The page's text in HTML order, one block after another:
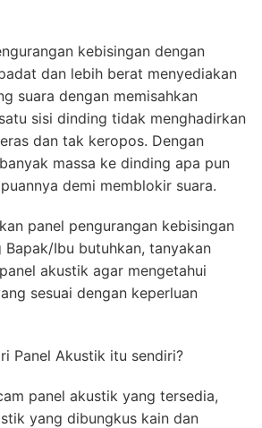
kebisingan dengan
dan lebih berat menyediakan
suara dengan memisahkan
sisi dinding tidak menghadirkan
dan tak keropos. Dengan
massa ke dinding apa pun
demi memblokir suara.
panel pengurangan kebisingan
Bapak/Ibu butuhkan, tanyakan
akustik agar mengetahui
sesuai dengan keperluan
Panel Akustik itu sendiri?
panel akustik yang tersedia,
yang dibungkus kain dan